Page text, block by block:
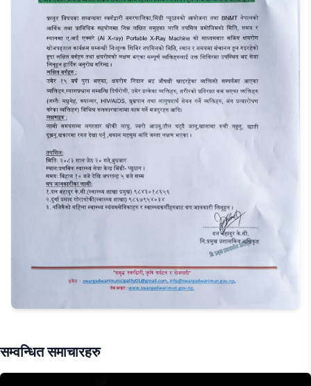
सम्वन्धित समाचारहरु